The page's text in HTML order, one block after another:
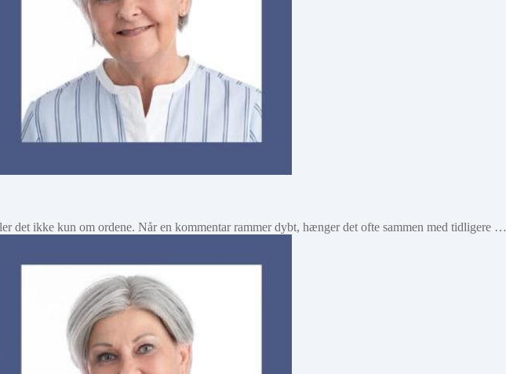
det ikke kun om ordene. Når en kommentar rammer dybt, hænger det ofte sammen med tidligere …